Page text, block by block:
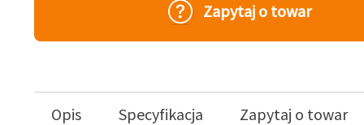
Zapytaj o towar
Opis Specyfikacja Zapytaj o towar